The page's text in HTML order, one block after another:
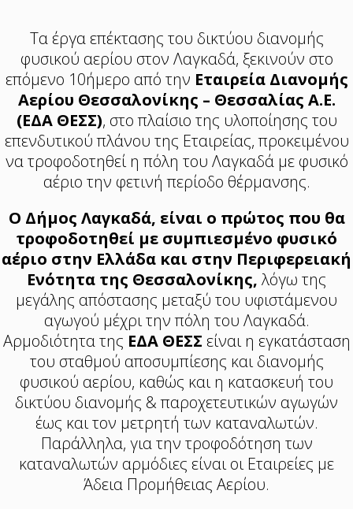
Τα έργα επέκτασης του δικτύου διανομής
φυσικού αερίου στον Λαγκαδά, ξεκινούν στο
επόμενο 10ήμερο από την Εταιρεία Διανομής
Αερίου Θεσσαλονίκης – Θεσσαλίας Α.Ε.
(ΕΔΑ ΘΕΣΣ), στο πλαίσιο της υλοποίησης του
επενδυτικού πλάνου της Εταιρείας, προκειμένου
να τροφοδοτηθεί η πόλη του Λαγκαδά με φυσικό
αέριο την φετινή περίοδο θέρμανσης.
Ο Δήμος Λαγκαδά, είναι ο πρώτος που θα
τροφοδοτηθεί με συμπιεσμένο φυσικό
αέριο στην Ελλάδα και στην Περιφερειακή
Ενότητα της Θεσσαλονίκης, λόγω της
μεγάλης απόστασης μεταξύ του υφιστάμενου
αγωγού μέχρι την πόλη του Λαγκαδά.
Αρμοδιότητα της ΕΔΑ ΘΕΣΣ είναι η εγκατάσταση
του σταθμού αποσυμπίεσης και διανομής
φυσικού αερίου, καθώς και η κατασκευή του
δικτύου διανομής & παροχετευτικών αγωγών
έως και τον μετρητή των καταναλωτών.
Παράλληλα, για την τροφοδότηση των
καταναλωτών αρμόδιες είναι οι Εταιρείες με
Άδεια Προμήθειας Αερίου.